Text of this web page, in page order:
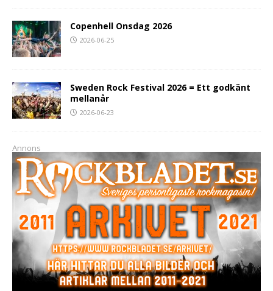
Copenhell Onsdag 2026
2026-06-25
Sweden Rock Festival 2026 = Ett godkänt
mellanår
2026-06-23
Annons